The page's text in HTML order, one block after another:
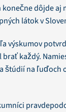
dôjde aj
látok v
výskumov
brať každý.
štúdií na ľuďoch